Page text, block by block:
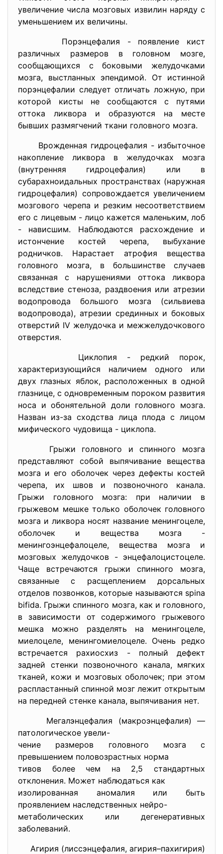
увеличение числа мозговых извилин наряду с
уменьшением их величины.
Порэнцефалия - появление кист
различных размеров в головном мозге,
сообщающихся с боковыми желудочками
мозга, выстланных эпендимой. От истинной
порэнцефалии следует отличать ложную, при
которой кисты не сообщаются с путями
оттока ликвора и образуются на месте
бывших размягчений ткани головного мозга.
Врожденная гидроцефалия - избыточное
накопление ликвора в желудочках мозга
(внутренняя гидроцефалия) или в
субарахноидальных пространствах (наружная
гидроцефалия) сопровождается увеличением
мозгового черепа и резким несоответствием
его с лицевым - лицо кажется маленьким, лоб
- нависшим. Наблюдаются расхождение и
истончение костей черепа, выбухание
родничков. Нарастает атрофия вещества
головного мозга, в большинстве случаев
связанная с нарушениями оттока ликвора
вследствие стеноза, раздвоения или атрезии
водопровода большого мозга (сильвиева
водопровода), атрезии срединных и боковых
отверстий IV желудочка и межжелудочкового
отверстия.
Циклопия - редкий порок,
характеризующийся наличием одного или
двух глазных яблок, расположенных в одной
глазнице, с одновременным пороком развития
носа и обонятельной доли головного мозга.
Назван из-за сходства лица плода с лицом
мифического чудовища - циклопа.
Грыжи головного и спинного мозга
представляют собой выпячивание вещества
мозга и его оболочек через дефекты костей
черепа, их швов и позвоночного канала.
Грыжи головного мозга: при наличии в
грыжевом мешке только оболочек головного
мозга и ликвора носят название менингоцеле,
оболочек и вещества мозга -
менингоэнцефалоцеле, вещества мозга и
мозговых желудочков - энцефалоцистоцеле.
Чаще встречаются грыжи спинного мозга,
связанные с расщеплением дорсальных
отделов позвонков, которые называются spina
bifida. Грыжи спинного мозга, как и головного,
в зависимости от содержимого грыжевого
мешка можно разделять на менингоцеле,
миелоцеле, менингомиелоцеле. Очень редко
встречается рахиосхиз - полный дефект
задней стенки позвоночного канала, мягких
тканей, кожи и мозговых оболочек; при этом
распластанный спинной мозг лежит открытым
на передней стенке канала, выпячивания нет.
Мегалэнцефалия (макроэнцефалия) —
патологическое увели-
чение размеров головного мозга с
превышением половозрастных норма
тивов более чем на 2,5 стандартных
отклонения. Может наблюдаться как
изолированная аномалия или быть
проявлением наследственных нейро-
метаболических или дегенеративных
заболеваний.
Агирия (лиссэнцефалия, агирия–пахигирия)